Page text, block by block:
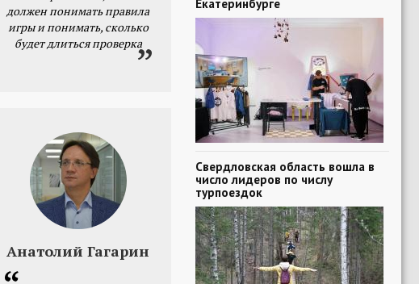
должен понимать правила
игры и понимать, сколько
будет длиться проверка
Анатолий Гагарин
Екатеринбурге
Свердловская область вошла в
число лидеров по числу
турпоездок